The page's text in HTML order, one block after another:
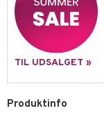
TIL UDSALGET »
Produktinfo
Barn
uden sol
uden sol
shave balsam
shave lotion
de toilette